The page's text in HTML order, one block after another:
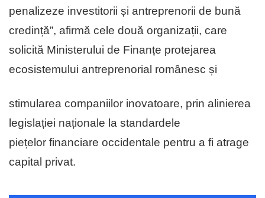
penalizeze investitorii și antreprenorii de bună
credință”, afirmă cele două organizații, care
solicită Ministerului de Finanțe protejarea
ecosistemului antreprenorial românesc și
stimularea companiilor inovatoare, prin alinierea
legislației naționale la standardele
piețelor financiare occidentale pentru a fi atrage
capital privat.